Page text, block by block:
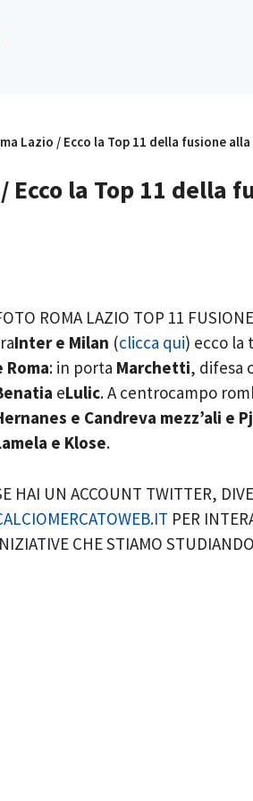
Lazio / Ecco la Top 11 della fusione
Ecco la Top 11 della
ROMA LAZIO TOP 11
Inter e Milan (clicca qui) ecco la
Roma: in porta Marchetti, difesa
eLulic. A centrocampo
e Candreva mezz’ali e
e Klose.
HAI UN ACCOUNT TWITTER,
PER
CHE STIAMO